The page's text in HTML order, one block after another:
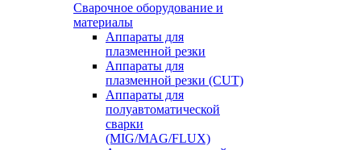
Сварочное оборудование и
материалы
Аппараты для
плазменной резки
Аппараты для
плазменной резки (CUT)
Аппараты для
полуавтоматической
сварки
(MIG/MAG/FLUX)